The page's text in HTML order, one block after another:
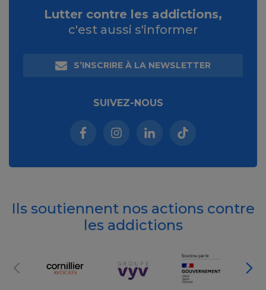
Lutter contre les addictions,
c'est aussi s'informer
S’INSCRIRE À LA NEWSLETTER
SUIVEZ-NOUS
Facebook (nouvelle fenêtre)
Instagram (nouvelle fenêtre)
Linkedin (nouvelle
Tiktok (nouvelle
Ils soutiennent nos actions contre
les addictions